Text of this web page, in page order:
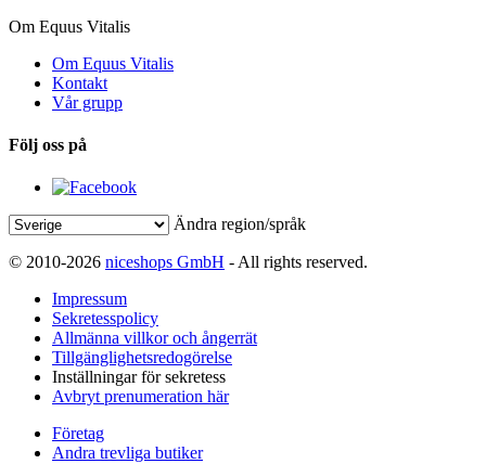
Om Equus Vitalis
Om Equus Vitalis
Kontakt
Vår grupp
Följ oss på
Ändra region/språk
© 2010-2026 niceshops GmbH - All rights reserved.
Impressum
Sekretesspolicy
Allmänna villkor och ångerrät
Tillgänglighetsredogörelse
Inställningar för sekretess
Avbryt prenumeration här
Företag
Andra trevliga butiker